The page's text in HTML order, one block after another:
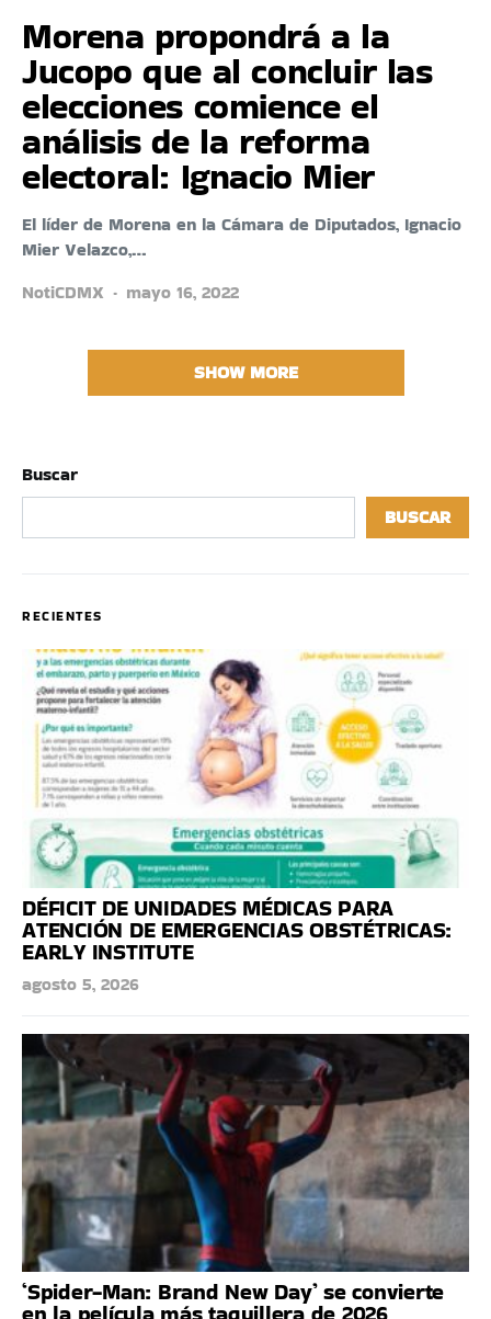
Morena propondrá a la
Jucopo que al concluir las
elecciones comience el
análisis de la reforma
electoral: Ignacio Mier
El líder de Morena en la Cámara de Diputados, Ignacio
Mier Velazco,…
NotiCDMX
mayo 16, 2022
SHOW MORE
Buscar
BUSCAR
RECIENTES
DÉFICIT DE UNIDADES MÉDICAS PARA
ATENCIÓN DE EMERGENCIAS OBSTÉTRICAS:
EARLY INSTITUTE
agosto 5, 2026
‘Spider-Man: Brand New Day’ se convierte